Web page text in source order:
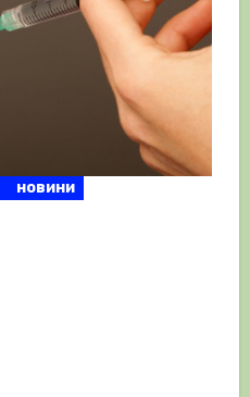
новини